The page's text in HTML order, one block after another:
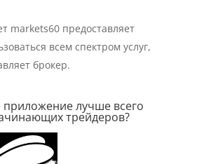
markets60 предоставляет
всем спектром услуг,
брокер.
приложение лучше всего
трейдеров?